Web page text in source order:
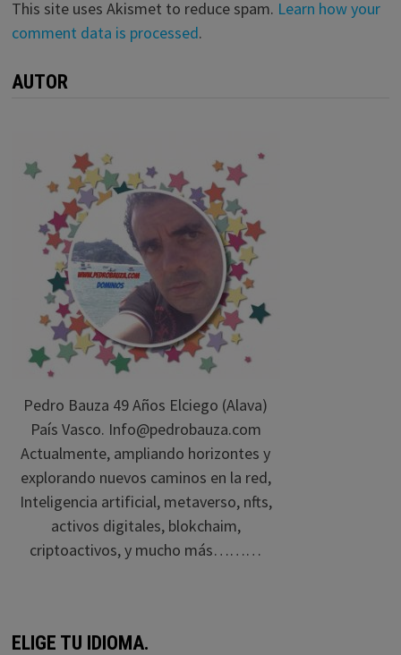
This site uses Akismet to reduce spam. Learn how your
comment data is processed.
AUTOR
Pedro Bauza 49 Años Elciego (Alava)
País Vasco. Info@pedrobauza.com
Actualmente, ampliando horizontes y
explorando nuevos caminos en la red,
Inteligencia artificial, metaverso, nfts,
activos digitales, blokchaim,
criptoactivos, y mucho más………
ELIGE TU IDIOMA.